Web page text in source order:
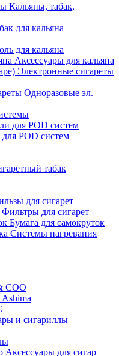
Кальяны, табак,
для кальяна
для кальяна
Аксессуары для кальяна
Электронные сигареты
Одноразовые эл.
POD систем
табак
для сигарет
Фильтры для сигарет
Бумага для самокруток
Системы нагревания
COO
и сигариллы
Аксессуары для сигар